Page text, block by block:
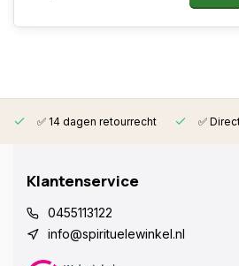
✅ 14 dagen retourrecht ✅
Klantenservice
0455113122
info@spirituelewinkel.nl